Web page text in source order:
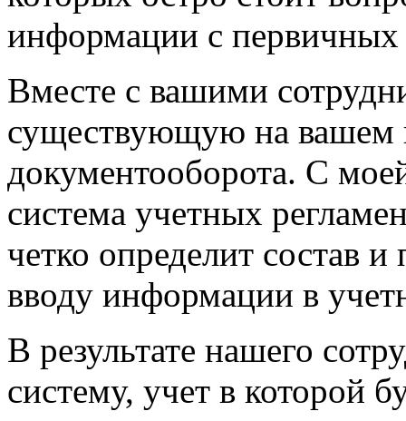
информации с первичных
Вместе с вашими
существующую на вашем
документооборота. С
система учетных
четко определит состав и
вводу информации в
В результате нашего
систему, учет в которой